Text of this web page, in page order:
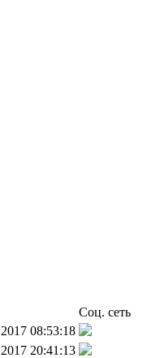
Соц. сеть
08:53:18
20:41:13